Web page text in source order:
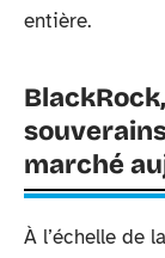
entière.
marché
À l’échelle de la